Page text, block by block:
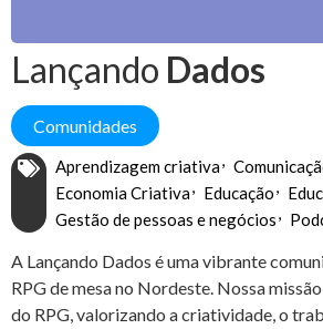
Lançando Dados
Comunidades
Aprendizagem criativa
Economia Criativa
Educação
Gestão de pessoas e negócios
A Lançando Dados é uma vibrante
RPG de mesa no Nordeste. Nossa
do RPG, valorizando a criatividade, o